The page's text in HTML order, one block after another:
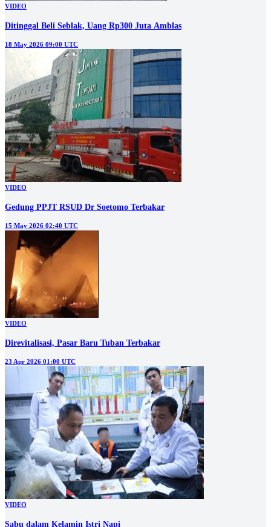
VIDEO
Ditinggal Beli Seblak, Uang Rp300 Juta Amblas
18 May 2026 09:00 UTC
VIDEO
Gedung PPJT RSUD Dr Soetomo Terbakar
15 May 2026 02:40 UTC
VIDEO
Direvitalisasi, Pasar Baru Tuban Terbakar
23 Apr 2026 01:00 UTC
VIDEO
Sabu dalam Kelamin Istri Napi